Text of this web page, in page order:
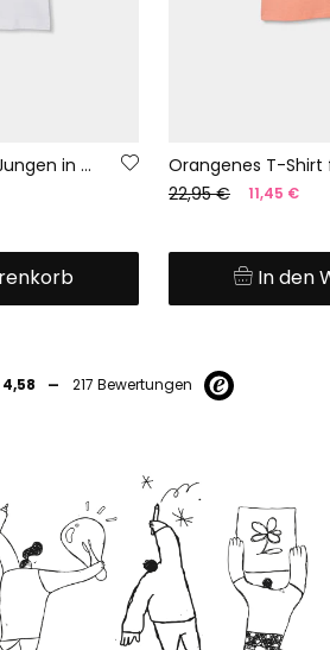
Baumwoll-T-Shirt für Jungen in Weiß mit Aufdruck
22,95 € 11,45 €
In den
4,58 - 217 Bewertungen